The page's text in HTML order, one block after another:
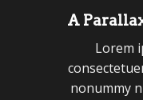
A
Lorem
nonummy